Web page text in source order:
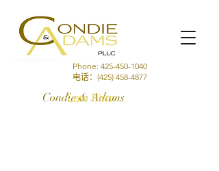
Phone: 425-450-1040
电话：(425) 458-4877
Condie & Adams
Law Firm